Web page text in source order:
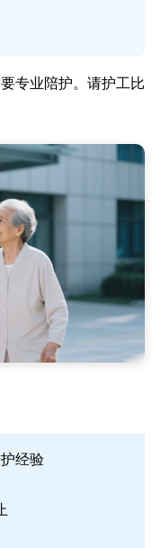
专业陪护。请护工比
经验